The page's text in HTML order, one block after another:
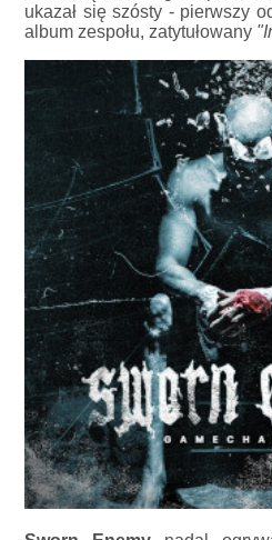
ukazał się szósty - pierwszy
album zespołu, zatytułowany